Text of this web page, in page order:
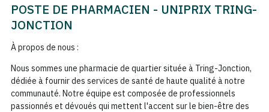
POSTE DE PHARMACIEN - UNIPRIX TRING-
JONCTION
À propos de nous :
Nous sommes une pharmacie de quartier située à Tring-Jonction,
dédiée à fournir des services de santé de haute qualité à notre
communauté. Notre équipe est composée de professionnels
passionnés et dévoués qui mettent l'accent sur le bien-être des